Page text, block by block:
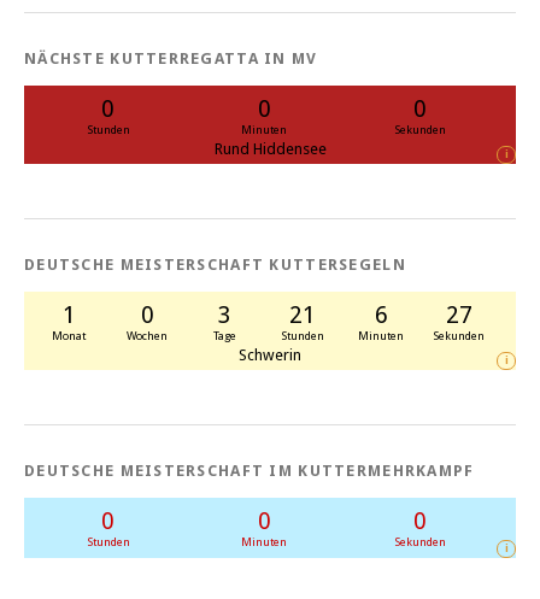
NÄCHSTE KUTTERREGATTA IN MV
0
Stunden
0
Minuten
0
Sekunden
Rund Hiddensee i
DEUTSCHE MEISTERSCHAFT KUTTERSEGELN
1
Monat
0
Wochen
3
Tage
21
Stunden
6
Minuten
26
Sekunden
Schwerin i
DEUTSCHE MEISTERSCHAFT IM KUTTERMEHRKAMPF
0
Stunden
0
Minuten
0
Sekunden i